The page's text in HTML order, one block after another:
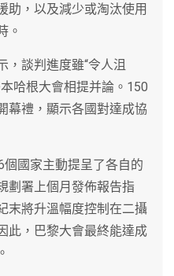
助，以及減少或淘汰使用
。
，談判進度雖“令人沮
哈根大會相提并論。150
幕禮，顯示各國對達成協
國家主動提呈了各自的
劃署上個月發佈報告指
末將升溫幅度控制在二攝
此，巴黎大會最終能達成